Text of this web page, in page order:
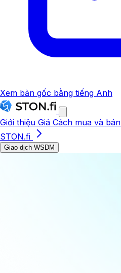
Xem bản gốc bằng tiếng Anh
Giới thiệu Giá Cách mua và bán
STON.fi
Giao dịch WSDM